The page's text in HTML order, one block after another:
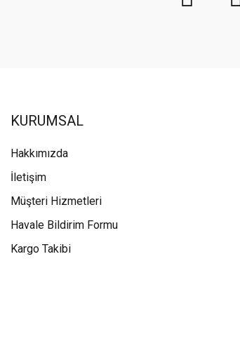
KURUMSAL
Hakkımızda
İletişim
Müşteri Hizmetleri
Havale Bildirim Formu
Kargo Takibi